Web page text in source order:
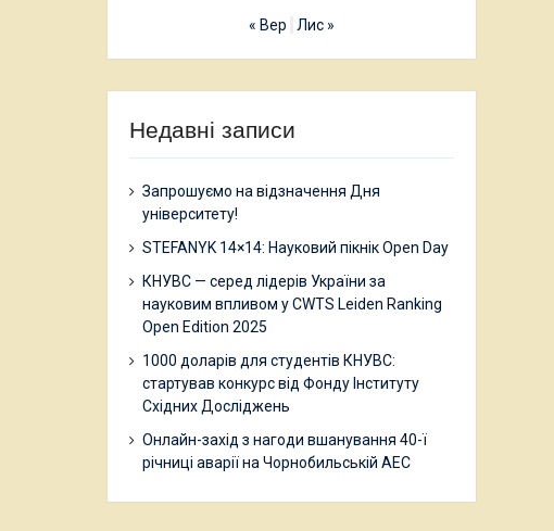
« Вер Лис »
Недавні записи
Запрошуємо на відзначення Дня
університету!
STEFANYK 14×14: Науковий пікнік Open Day
КНУВС — серед лідерів України за
науковим впливом у CWTS Leiden Ranking
Open Edition 2025
1000 доларів для студентів КНУВС:
стартував конкурс від Фонду Інституту
Східних Досліджень
Онлайн-захід з нагоди вшанування 40-ї
річниці аварії на Чорнобильській АЕС